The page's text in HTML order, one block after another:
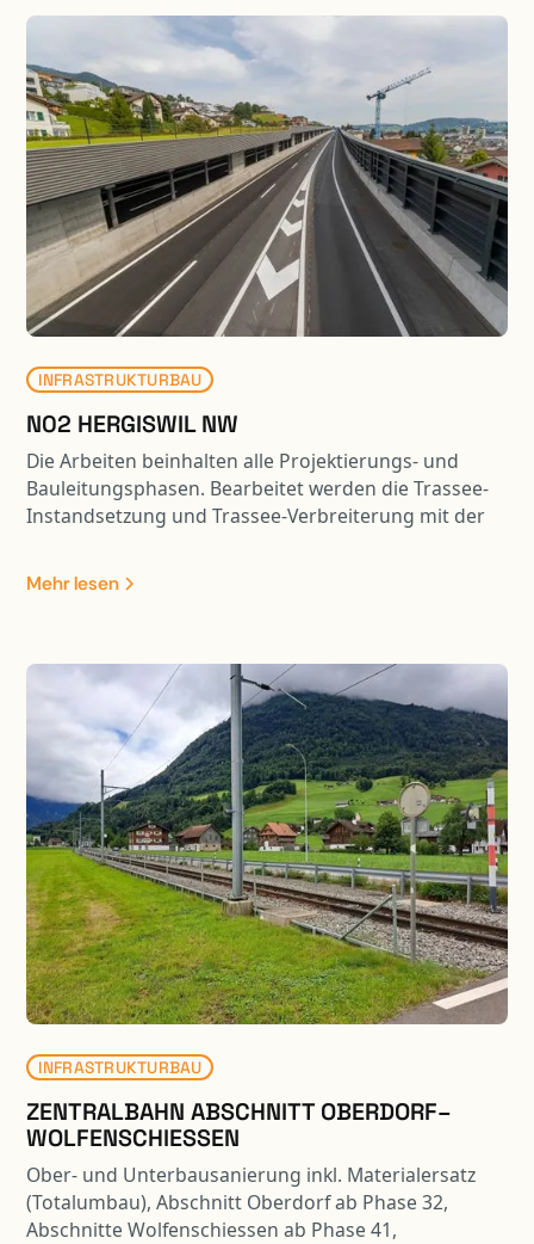
Gewerbegebäude verbunden. Die Tragwerke beider
Gebäude sind in Stahlbeton-Skelettbauweise
ausgeführt, welche sämtliche Anforderungen an die
Wirtschaftlichkeit und Flexibilität der Bauherrschaft
erfüllen. Damit die Gelenkbusse mit genügendem
Wendekreis in die benachbarte Halle einbiegen
können, ragt das Parking über die entsprechende
Verkehrsfläche. Die auskragenden Parkdecks sind
mittels Stützenvorspannung an den massiven
Dachträgern aufgehängt. Durch die aktive
Krafteinleitung werden die Verformungen der
schlanken Flachdecken auf ein gebrauchstaugliches
Mass begrenzt.
INFRASTRUKTURBAU
N02 HERGISWIL NW
Die Arbeiten beinhalten alle Projektierungs- und
Bauleitungsphasen. Bearbeitet werden die Trassee-
Instandsetzung und Trassee-Verbreiterung mit der
Halbanschluss Hergiswil, Verzweigung Lopper,
Trassee-Verbreiterung FBNO. Im weiteren ist die
SM, neue Tischkonstruktion auf
Ortbetonbohrpfählen [Erstellung Betonpfähle mit
Brextor] /Stützkonstruktion auf Ortbetonbohrpfählen
mit Lärmschutzwand ) , Ausbau SABA Mühlestrasse
Instandsetzung der Lärmschutzgalerie Hergiswil
(Ausschnitt aus B Magazin 02/20), Instandsetzungs-,
Verstärkungs- und Verbreiterungsarbeiten diverser
Kunstbauten sowie die umfangreichen
Projektierungs- und Bauleitungsarbeiten der
Lärmschutzwände enthalten.
Mehr lesen
INFRASTRUKTURBAU
ZENTRALBAHN ABSCHNITT OBERDORF–
WOLFENSCHIESSEN
Ober- und Unterbausanierung inkl. Materialersatz
(Totalumbau), Abschnitt Oberdorf ab Phase 32,
Abschnitte Wolfenschiessen ab Phase 41,